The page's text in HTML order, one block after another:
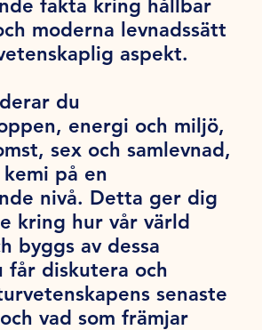
fakta kring hållbar
moderna levnadssätt
aspekt.
du
energi och miljö,
sex och samlevnad,
på en
nivå. Detta ger dig
kring hur vår värld
byggs av dessa
får diskutera och
senaste
vad som främjar